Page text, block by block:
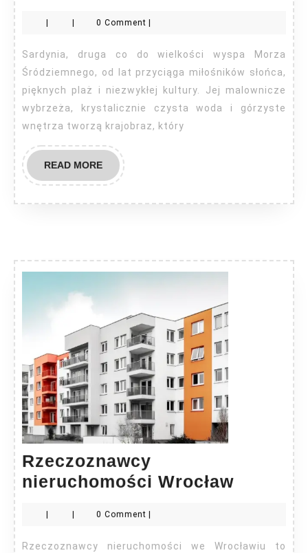
sprzedaż
Sardynia
| | 0 Comment |
Sardynia, druga co do wielkości wyspa Morza
Śródziemnego, od lat przyciąga miłośników słońca,
pięknych plaż i niezwykłej kultury. Jej malownicze
wybrzeża, krystalicznie czysta woda i górzyste
wnętrza tworzą krajobraz, który
READ MOREREAD
MORE
Rzeczoznawcy
nieruchomości Wrocław
Wrocław
0 Comment
Rzeczoznawcy nieruchomości we Wrocławiu to